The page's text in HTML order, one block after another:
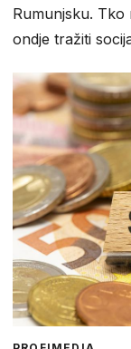
Rumunjsku. Tko
ondje tražiti